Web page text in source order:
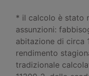
* il calcolo è stato
assunzioni:
abitazione di circa
rendimento
tradizionale